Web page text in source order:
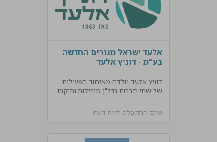
אלעד ישראל מגורים החדשה
בע"מ - דוניץ אלעד
דוניץ אלעד נולדה מאיחוד הפעילות
של שתי חברות נדל"ן מובילות ותיקות
טרם התקבלה חוות דעת.